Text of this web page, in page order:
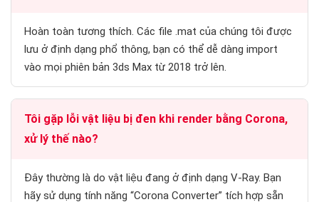
Hoàn toàn tương thích. Các file .mat của chúng tôi được
lưu ở định dạng phổ thông, bạn có thể dễ dàng import
vào mọi phiên bản 3ds Max từ 2018 trở lên.
Tôi gặp lỗi vật liệu bị đen khi render bằng Corona,
xử lý thế nào?
Đây thường là do vật liệu đang ở định dạng V-Ray. Bạn
hãy sử dụng tính năng “Corona Converter” tích hợp sẵn